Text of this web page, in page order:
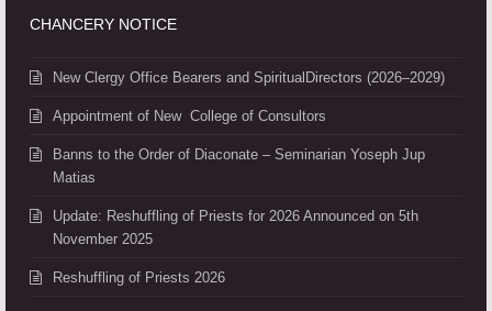
CHANCERY NOTICE
New Clergy Office Bearers and SpiritualDirectors (2026–2029)
Appointment of New College of Consultors
Banns to the Order of Diaconate – Seminarian Yoseph Jup
Matias
Update: Reshuffling of Priests for 2026 Announced on 5th
November 2025
Reshuffling of Priests 2026